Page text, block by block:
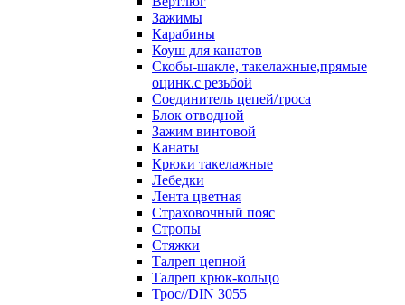
Зажимы
Карабины
Коуш для канатов
Скобы-шакле, такелажные,прямые
оцинк.с резьбой
Соединитель цепей/троса
Блок отводной
Зажим винтовой
Канаты
Крюки такелажные
Лебедки
Лента цветная
Страховочный пояс
Стропы
Стяжки
Талреп цепной
Талреп крюк-кольцо
Трос//DIN 3055